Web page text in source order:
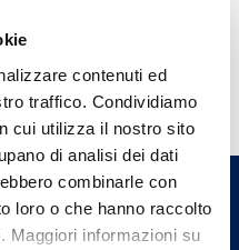
contenuti ed
traffico. Condividiamo
cui utilizza il nostro sito
di analisi dei dati
combinarle con
loro o che hanno raccolto
Maggiori informazioni su
a te e parla con